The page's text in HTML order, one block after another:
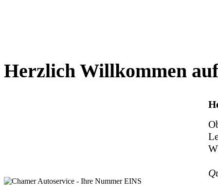
Herzlich Willkommen